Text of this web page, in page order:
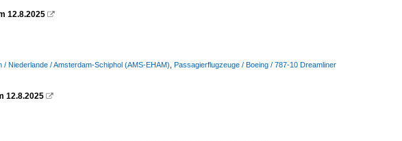
12.8.2025 
/ Niederlande / Amsterdam-Schiphol (AMS-EHAM) Passagierflugzeuge / Boeing / 787-10 Dreamliner
12.8.2025 